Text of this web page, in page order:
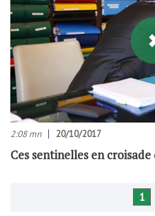
2:08 mn 20/10/2017
Ces sentinelles en
1